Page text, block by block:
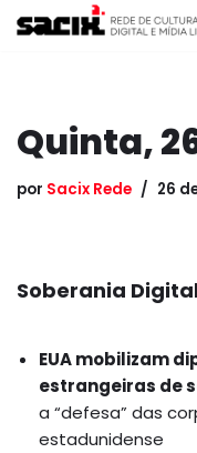
conteúdo
Quinta,
por Sacix Rede 26
Soberania
EUA mobilizam
estrangeiras de
a “defesa” das
estadunidense